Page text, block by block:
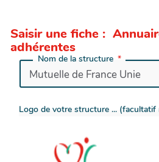
Saisir une fiche :
adhérentes
Nom de la structure
Logo de votre structure ... (facultatif